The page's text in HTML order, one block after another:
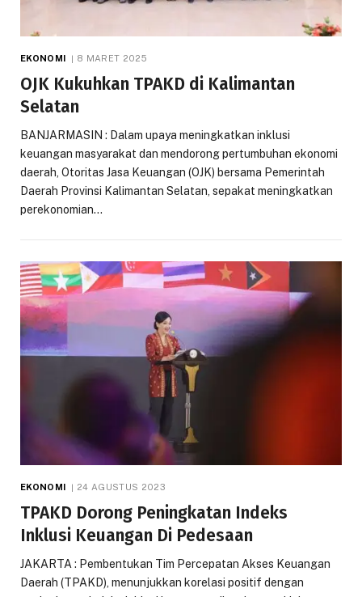
EKONOMI 8 MARET 2025
OJK Kukuhkan TPAKD di Kalimantan
Selatan
BANJARMASIN : Dalam upaya meningkatkan inklusi
keuangan masyarakat dan mendorong pertumbuhan ekonomi
daerah, Otoritas Jasa Keuangan (OJK) bersama Pemerintah
Daerah Provinsi Kalimantan Selatan, sepakat meningkatkan
perekonomian…
EKONOMI 24 AGUSTUS 2023
TPAKD Dorong Peningkatan Indeks
Inklusi Keuangan Di Pedesaan
JAKARTA : Pembentukan Tim Percepatan Akses Keuangan
Daerah (TPAKD), menunjukkan korelasi positif dengan